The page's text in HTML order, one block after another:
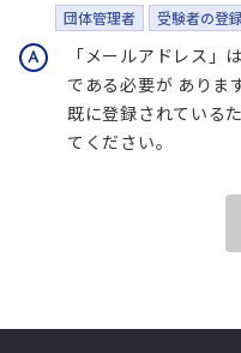
FAQ
団体管理者 受験者の登
「メールアドレス」
である必要が ありま
既に登録されている
てください。